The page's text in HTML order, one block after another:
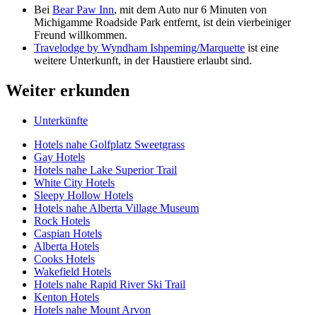
Bei Bear Paw Inn, mit dem Auto nur 6 Minuten von
Michigamme Roadside Park entfernt, ist dein vierbeiniger
Freund willkommen.
Travelodge by Wyndham Ishpeming/Marquette ist eine
weitere Unterkunft, in der Haustiere erlaubt sind.
Weiter erkunden
Unterkünfte
Hotels nahe Golfplatz Sweetgrass
Gay Hotels
Hotels nahe Lake Superior Trail
White City Hotels
Sleepy Hollow Hotels
Hotels nahe Alberta Village Museum
Rock Hotels
Caspian Hotels
Alberta Hotels
Cooks Hotels
Wakefield Hotels
Hotels nahe Rapid River Ski Trail
Kenton Hotels
Hotels nahe Mount Arvon